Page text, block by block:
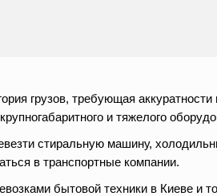
грузов, требующая
и тяжелого
стиральную машину,
в транспортные компании.
бытовой техники в Киеве и